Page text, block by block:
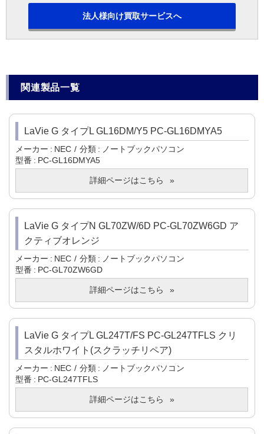
法人様向け買取サービスへ
関連製品一覧
LaVie G タイプL GL16DM/Y5 PC-GL16DMYA5
メーカー NEC 分類
ノートブックパソコン
型番
PC-GL16DMYA5
詳細ページはこちら
LaVie G タイプN GL70ZW/6D PC-GL70ZW6GD ア
クティブオレンジ
メーカー NEC 分類
ノートブックパソコン
型番
PC-GL70ZW6GD
詳細ページはこちら
LaVie G タイプL GL247T/FS PC-GL247TFLS クリ
スタルホワイト(スクラッチリペア)
メーカー NEC 分類
ノートブックパソコン
型番
PC-GL247TFLS
詳細ページはこちら